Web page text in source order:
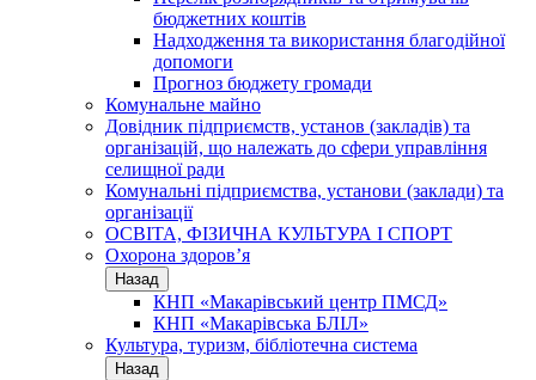
бюджетних коштів
Надходження та використання благодійної
допомоги
Прогноз бюджету громади
Комунальне майно
Довідник підприємств, установ (закладів) та
організацій, що належать до сфери управління
селищної ради
Комунальні підприємства, установи (заклади) та
організації
ОСВІТА, ФІЗИЧНА КУЛЬТУРА І СПОРТ
Охорона здоров’я
Назад
КНП «Макарівський центр ПМСД»
КНП «Макарівська БЛІЛ»
Культура, туризм, бібліотечна система
Назад